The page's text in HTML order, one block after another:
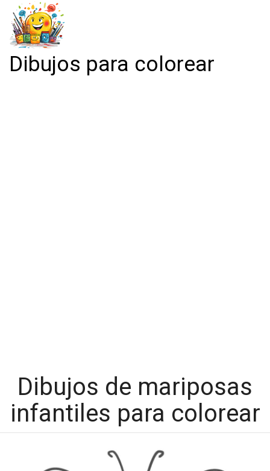
Dibujos para colorear
Dibujos de mariposas
infantiles para colorear